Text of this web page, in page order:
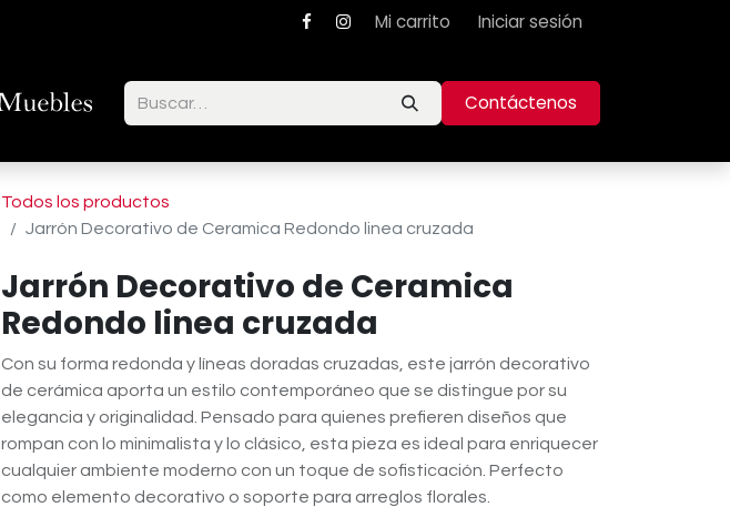
Mi carrito Iniciar sesión
Contáctenos
Todos los productos
Jarrón Decorativo de Ceramica Redondo linea cruzada
Jarrón Decorativo de Ceramica
Redondo linea cruzada
Con su forma redonda y líneas doradas cruzadas, este jarrón decorativo
de cerámica aporta un estilo contemporáneo que se distingue por su
elegancia y originalidad. Pensado para quienes prefieren diseños que
rompan con lo minimalista y lo clásico, esta pieza es ideal para enriquecer
cualquier ambiente moderno con un toque de sofisticación. Perfecto
como elemento decorativo o soporte para arreglos florales.